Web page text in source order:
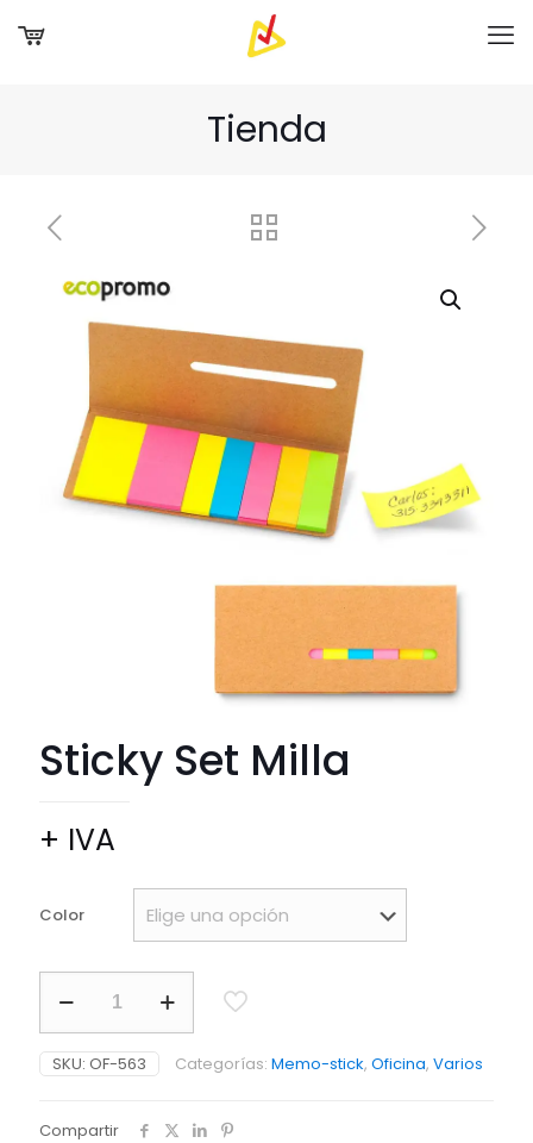
Tienda
Sticky Set Milla
+ IVA
Color
Set
Milla
cantidad
SKU: OF-563 Categorías: Memo-stick, Oficina, Varios
Compartir